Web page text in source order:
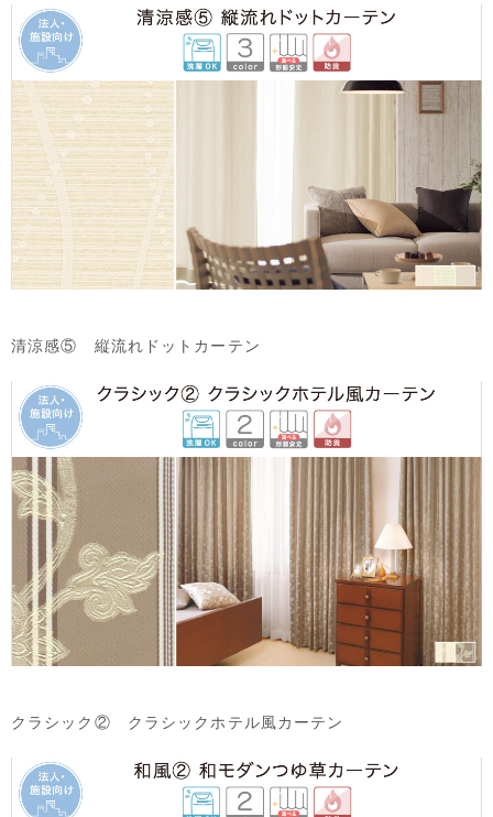
清涼感⑤ 縦流れドットカーテン
クラシック② クラシックホテル風カーテン